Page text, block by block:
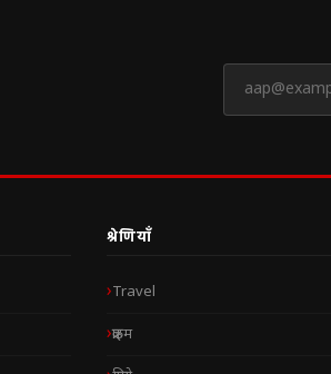
श्रेणियाँ
Travel
क्राइम